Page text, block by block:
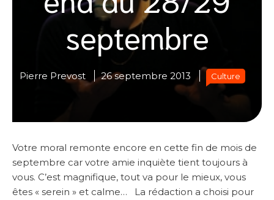
septembre
Pierre Prevost 26 septembre 2013 Culture
Votre moral remonte encore en cette fin de mois de
septembre car votre amie inquiète tient toujours à
vous. C’est magnifique, tout va pour le mieux, vous
êtes « serein » et calme… La rédaction a choisi pour